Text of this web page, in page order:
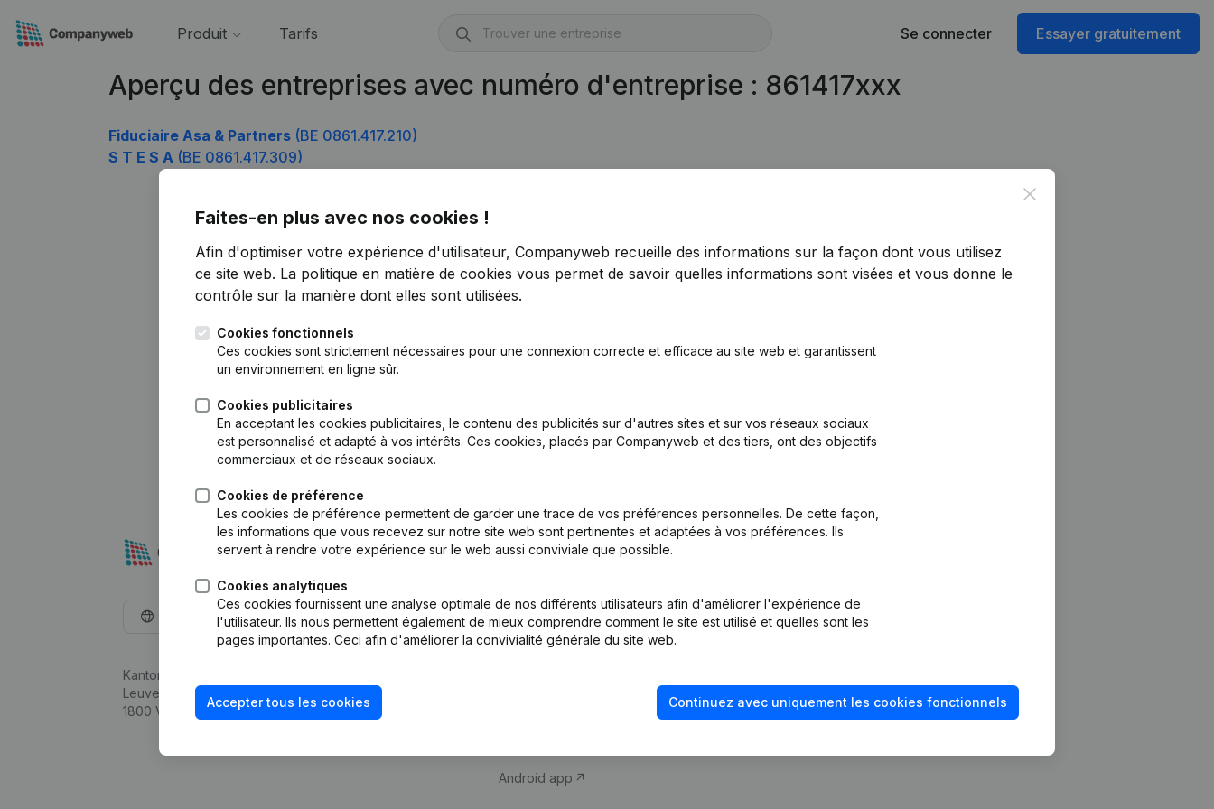
Produit Tarifs Se connecter Essayer gratuitement
Aperçu des entreprises avec numéro d'entreprise : 861417xxx
Fiduciaire Asa & Partners (BE 0861.417.210)
S T E S A (BE 0861.417.309)
Close
Faites-en plus avec nos cookies !
Afin d'optimiser votre expérience d'utilisateur, Companyweb recueille des informations sur la façon dont vous utilisez
ce site web. La politique en matière de cookies vous permet de savoir quelles informations sont visées et vous donne le
contrôle sur la manière dont elles sont utilisées.
Cookies fonctionnels
Ces cookies sont strictement nécessaires pour une connexion correcte et efficace au site web et garantissent
un environnement en ligne sûr.
Cookies publicitaires
En acceptant les cookies publicitaires, le contenu des publicités sur d'autres sites et sur vos réseaux sociaux
est personnalisé et adapté à vos intérêts. Ces cookies, placés par Companyweb et des tiers, ont des objectifs
commerciaux et de réseaux sociaux.
Cookies de préférence
Les cookies de préférence permettent de garder une trace de vos préférences personnelles. De cette façon,
les informations que vous recevez sur notre site web sont pertinentes et adaptées à vos préférences. Ils
servent à rendre votre expérience sur le web aussi conviviale que possible.
Cookies analytiques
Ces cookies fournissent une analyse optimale de nos différents utilisateurs afin d'améliorer l'expérience de
l'utilisateur. Ils nous permettent également de mieux comprendre comment le site est utilisé et quelles sont les
pages importantes. Ceci afin d'améliorer la convivialité générale du site web.
Accepter tous les cookies Continuez avec uniquement les cookies fonctionnels
Français
Kantorenpark Everest
Leuvensesteenweg 248D,
1800 Vilvoorde
Produit
d’entreprise
Monitoring
Android app
fraude
Consulter des comptes annuels
Vérification de la solvabilité